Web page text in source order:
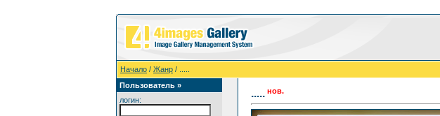
Начало / Жанр / .....
Пользователь »
логин:
..... нов.